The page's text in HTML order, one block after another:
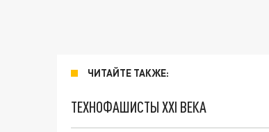
ЧИТАЙТЕ ТАКЖЕ:
ТЕХНОФАШИСТЫ XXI ВЕКА